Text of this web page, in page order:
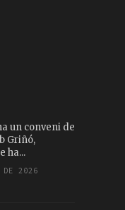
un conveni de
Griñó,
ha...
2026